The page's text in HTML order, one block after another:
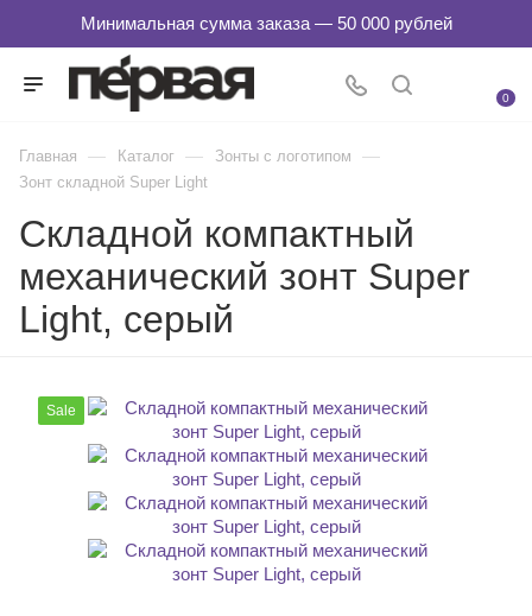
0
Главная — Каталог — Зонты с логотипом —
Зонт складной Super Light
Складной компактный
механический зонт Super
Light, серый
Sale